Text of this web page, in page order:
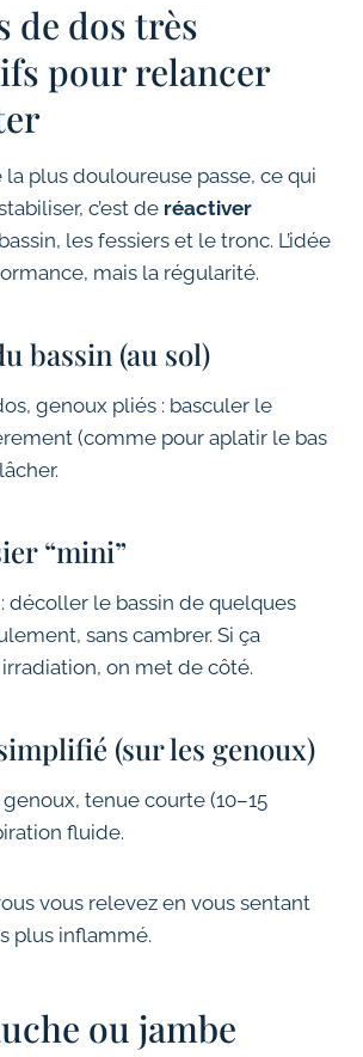
de dos très
pour relancer
la plus douloureuse passe, ce qui
c’est de réactiver
les fessiers et le tronc. L’idée
mais la régularité.
bassin (au sol)
genoux pliés : basculer le
(comme pour aplatir le bas
“mini”
décoller le bassin de quelques
sans cambrer. Si ça
on met de côté.
(sur les genoux)
tenue courte (10–15
fluide.
vous relevez en vous sentant
plus inflammé.
ou jambe